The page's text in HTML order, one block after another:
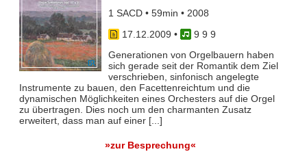
1 SACD • 59min • 2008
17.12.2009 •
9 9 9
Generationen von Orgelbauern haben
sich gerade seit der Romantik dem Ziel
verschrieben, sinfonisch angelegte
Instrumente zu bauen, den Facettenreichtum und die
dynamischen Möglichkeiten eines Orchesters auf die Orgel
zu übertragen. Dies noch um den charmanten Zusatz
erweitert, dass man auf einer [...]
»zur Besprechung«